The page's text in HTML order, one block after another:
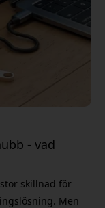
- vad
skillnad för
Men